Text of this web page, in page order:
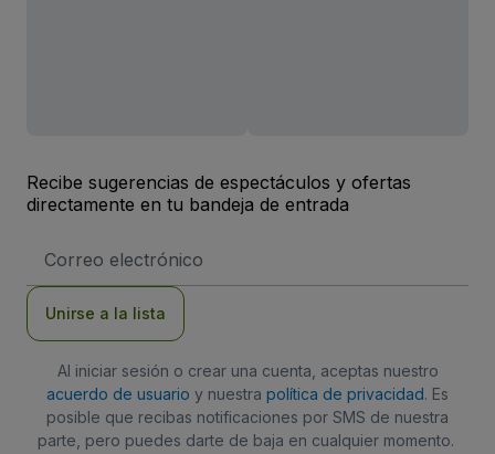
Recibe sugerencias de espectáculos y ofertas
directamente en tu bandeja de entrada
de
Unirse a la lista
Al iniciar sesión o crear una cuenta, aceptas nuestro
acuerdo de usuario y nuestra política de privacidad. Es
posible que recibas notificaciones por SMS de nuestra
parte, pero puedes darte de baja en cualquier momento.